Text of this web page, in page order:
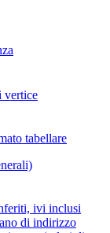
vertice
tabellare
ivi inclusi
di indirizzo